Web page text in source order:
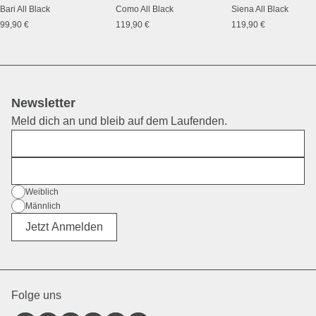
Bari All Black
99,90 €
Como All Black
119,90 €
Siena All Black
119,90 €
Newsletter
Meld dich an und bleib auf dem Laufenden.
Geschlecht
Weiblich
Männlich
Divers
Jetzt Anmelden
Folge uns